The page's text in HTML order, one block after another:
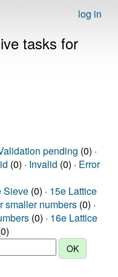
log in
tasks for
pending (0) ·
(0) · Invalid (0) · Error
Sieve (0) · 15e Lattice
smaller numbers (0) ·
(0) · 16e Lattice